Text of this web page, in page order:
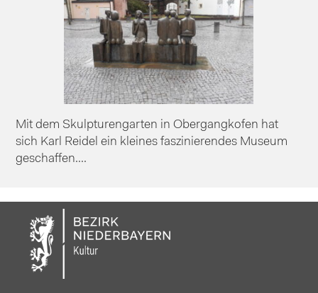
Mit dem Skulpturengarten in Obergangkofen hat
sich Karl Reidel ein kleines faszinierendes Museum
geschaffen....